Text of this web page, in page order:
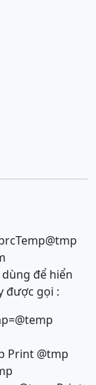
để hiển
được gọi :
Print @tmp